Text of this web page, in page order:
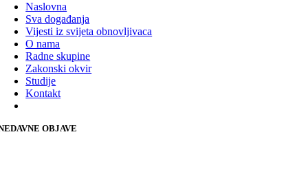
Naslovna
Sva događanja
Vijesti iz svijeta obnovljivaca
O nama
Radne skupine
Zakonski okvir
Studije
Kontakt
OBJAVE